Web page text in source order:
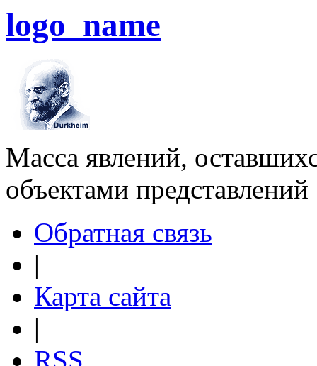
logo_name
Масса явлений,
объектами представлений
Обратная связь
|
Карта сайта
|